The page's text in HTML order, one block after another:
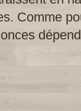
Comme